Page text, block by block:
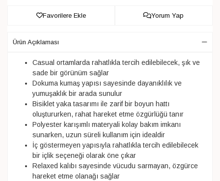
Favorilere Ekle Yorum Yap
Ürün Açıklaması
Casual ortamlarda rahatlıkla tercih edilebilecek, şık ve
sade bir görünüm sağlar
Dokuma kumaş yapısı sayesinde dayanıklılık ve
yumuşaklık bir arada sunulur
Bisiklet yaka tasarımı ile zarif bir boyun hattı
oluştururken, rahat hareket etme özgürlüğü tanır
Polyester karışımlı materyali kolay bakım imkanı
sunarken, uzun süreli kullanım için idealdir
İç göstermeyen yapısıyla rahatlıkla tercih edilebilecek
bir içlik seçeneği olarak öne çıkar
Relaxed kalıbı sayesinde vücudu sarmayan, özgürce
hareket etme olanağı sağlar